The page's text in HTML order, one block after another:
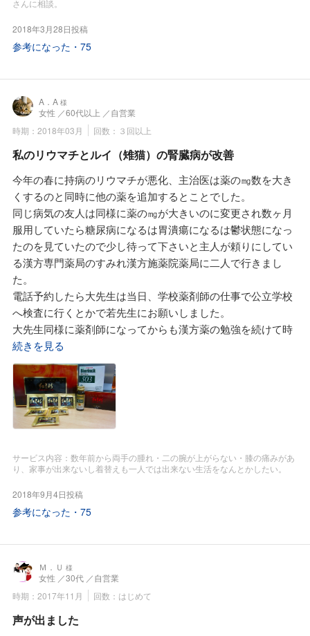
しました。
いろいろ生活習慣、特に食生活について詳しく聞かれまし
佐藤先生から漢方薬を飲む前に、先ずは生活習慣の食事を一
番に改善する必要があるとのことで、後日家内を同伴してく
るようにと言われました。
それ以来、家内は佐藤先生が20年以上、NHK文化センターで
開講されています健康講座を受けています。
ら漢方薬を飲んでいます。
最初の三ヶ月は血管の大掃除をするために動物性生薬の水蛭
(ヒル)エキスと心臓のポンプ作用を元気にすると言う漢方薬
の麦味参顆粒、そして慢性の便秘症を改善するのに必要な食
物繊維と葉緑素がたっぷり含まれているというクロレラエキ
スのバイオリンク粒を飲みました。
バイオリンク粒を飲み出して一番に体感出来たのは、毎朝定
時に緑色の太い大便が気持ちよく出るようになりました。
この緑色、佐藤先生に尋ねたらバイオリンク粒に含まれてい
る葉緑素の証とか。
以前、ネットで買ったクロレラではこんなに緑色にはならな
かったし太い便は出ませんでした。
佐藤先生が言われたようにサプリメントとでも、口から飲ん
で効果が期待出来るのならば医薬品同様に薬剤師の経験と知
識が不可欠だと思いました。
そして血管の大掃除が終了したので水蛭(ヒル)エキスは中
顆粒という漢方薬を飲みはじめました。
時に胸の不快感や息切れを感じた時には動物性生薬の牛黄と
麝香配合の金の玉である牛黄清心元と心臓を特異的に元気に
するようにとのこと。
確かに、この二つは効きました。
最近はゴルフも出来るようになりましたが、その時にはポケ
ットに牛黄清心元と律鼓心は携帯しています。
漢方薬を飲み出してから約1年が経過。
さんに相談。
2018年3月28日投稿
参考になった・ 75
A．A 様
女性 ／60代以上 ／自営業
時期：2018年03月
回数：３回以上
私のリウマチとルイ（雉猫）の腎臓病が改善
今年の春に持病のリウマチが悪化、主治医は薬の㎎数を大き
くするのと同時に他の薬を追加するとことでした。
同じ病気の友人は同様に薬の㎎が大きいのに変更され数ヶ月
服用していたら糖尿病になるは胃潰瘍になるは鬱状態になっ
たのを見ていたので少し待って下さいと主人が頼りにしてい
る漢方専門薬局のすみれ漢方施薬院薬局に二人で行きまし
た。
電話予約したら大先生は当日、学校薬剤師の仕事で公立学校
へ検査に行くとかで若先生にお願いしました。
大先生同様に薬剤師になってからも漢方薬の勉強を続けて時
には中国まで漢方研修に行っているとか。
調剤薬局で修行もされたとかで私が服用している「処方せん
薬」についても門前の薬剤師さんが言ってくれない副作用に
ついて詳しく説明してくれました。
やっぱり今、服用している薬を濃くしたり新しい薬を追加せ
ずに、先ずは漢方薬と薬局サプリを100日は飲んでみようと
なぜならば病院では改善しなかった主人の腰部脊柱管狭窄症
と変形性膝関節症での痛みはすみれ漢方施薬院薬局の大先生
の奨めてくれた漢方薬と薬局サプリで、今は旅行にも行ける
ほど改善しているのを見ているからです。
は、ありがたいですが二人三脚での自営業、早く元通りにし
て戴きたいと思いました。
私が若先生に奨められたのは漢方薬の『独歩顆粒』、これは
1日2回、1回1包を「お湯割り」で空腹時に服用しました。
そして薬局サプリとして新聞や病院の待合室に置いていた健
続きを見る
サービス内容：数年前から両手の腫れ・二の腕が上がらない・膝の痛みがあ
り、家事が出来ないし着替えも一人では出来ない生活をなんとかしたい。
2018年9月4日投稿
参考になった・ 75
Ｍ．Ｕ 様
女性 ／30代 ／自営業
時期：2017年11月
回数：はじめて
声が出ました